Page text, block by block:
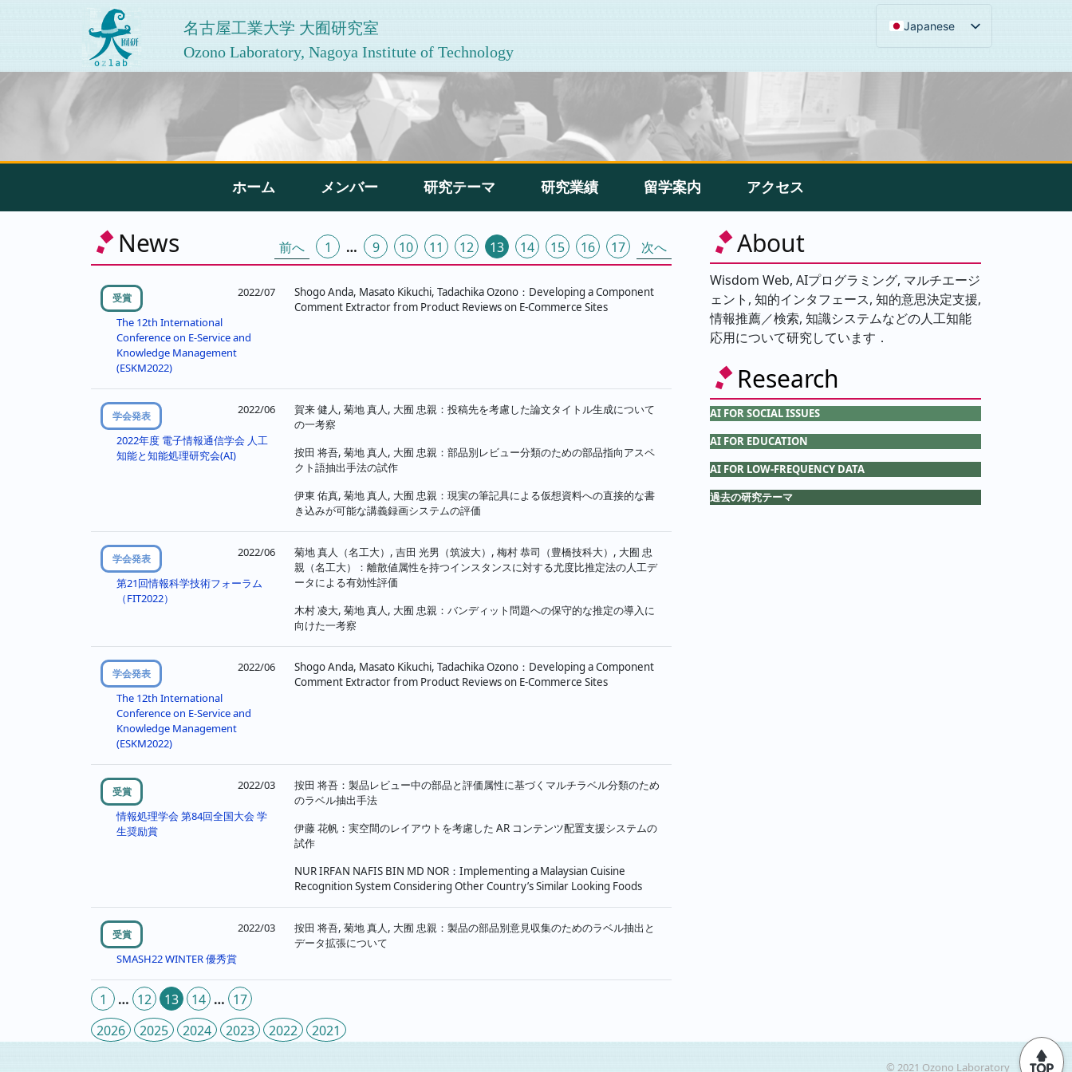
名古屋工業大学 大囿研究室
Ozono Laboratory, Nagoya Institute of Technology
Japanese
ホーム メンバー 研究テーマ 研究業績 留学案内 アクセス
News
投
稿
の
ジ
送
り
前へ 1 … 9 10 11 12 13 14 15 16 17 次へ
受賞 2022/07
The 12th International
Conference on E-Service and
Knowledge Management
(ESKM2022)
Shogo Anda, Masato Kikuchi, Tadachika Ozono：Developing a Component
Comment Extractor from Product Reviews on E-Commerce Sites
学会発表 2022/06
2022年度 電子情報通信学会 人工
知能と知能処理研究会(AI)
賀来 健人, 菊地 真人, 大囿 忠親：投稿先を考慮した論文タイトル生成について
の一考察
按田 将吾, 菊地 真人, 大囿 忠親：部品別レビュー分類のための部品指向アスペ
クト語抽出手法の試作
伊東 佑真, 菊地 真人, 大囿 忠親：現実の筆記具による仮想資料への直接的な書
き込みが可能な講義録画システムの評価
学会発表 2022/06
第21回情報科学技術フォーラム
（FIT2022）
菊地 真人（名工大）, 吉田 光男（筑波大）, 梅村 恭司（豊橋技科大）, 大囿 忠
親（名工大）：離散値属性を持つインスタンスに対する尤度比推定法の人工デ
ータによる有効性評価
木村 凌大, 菊地 真人, 大囿 忠親：バンディット問題への保守的な推定の導入に
向けた一考察
学会発表 2022/06
The 12th International
Conference on E-Service and
Knowledge Management
(ESKM2022)
Shogo Anda, Masato Kikuchi, Tadachika Ozono：Developing a Component
Comment Extractor from Product Reviews on E-Commerce Sites
受賞 2022/03
情報処理学会 第84回全国大会 学
生奨励賞
按田 将吾：製品レビュー中の部品と評価属性に基づくマルチラベル分類のため
のラベル抽出手法
伊藤 花帆：実空間のレイアウトを考慮した AR コンテンツ配置支援システムの
試作
NUR IRFAN NAFIS BIN MD NOR：Implementing a Malaysian Cuisine
Recognition System Considering Other Country’s Similar Looking Foods
受賞 2022/03
SMASH22 WINTER 優秀賞
按田 将吾, 菊地 真人, 大囿 忠親：製品の部品別意見収集のためのラベル抽出と
データ拡張について
投
稿
1 … 12 13 14 … 17
2026
2025 2024 2023 2022 2021
About
Wisdom Web, AIプログラミング, マルチエージ
ェント, 知的インタフェース, 知的意思決定支援,
情報推薦／検索, 知識システムなどの人工知能
応用について研究しています．
Research
AI FOR SOCIAL ISSUES
AI FOR EDUCATION
AI FOR LOW-FREQUENCY DATA
過去の研究テーマ
© 2021 Ozono Laboratory